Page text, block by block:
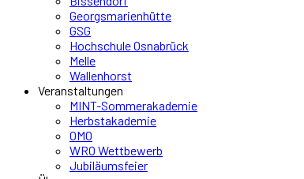
Georgsmarienhütte
GSG
Hochschule Osnabrück
Melle
Wallenhorst
Veranstaltungen
MINT-Sommerakademie
Herbstakademie
OMO
WRO Wettbewerb
Jubiläumsfeier